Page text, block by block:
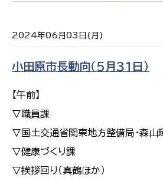
2024年06月03日(月)
小田原市長動向（５月３１日）
【午前】
▽職員課
▽国土交通省関東地方整備局・森山
▽健康づくり課
▽挨拶回り（真鶴ほか）